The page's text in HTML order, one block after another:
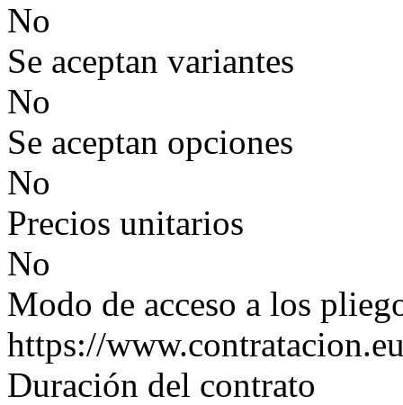
No
Se aceptan variantes
No
Se aceptan opciones
No
Precios unitarios
No
Modo de acceso a los
https://
Duración del contrato